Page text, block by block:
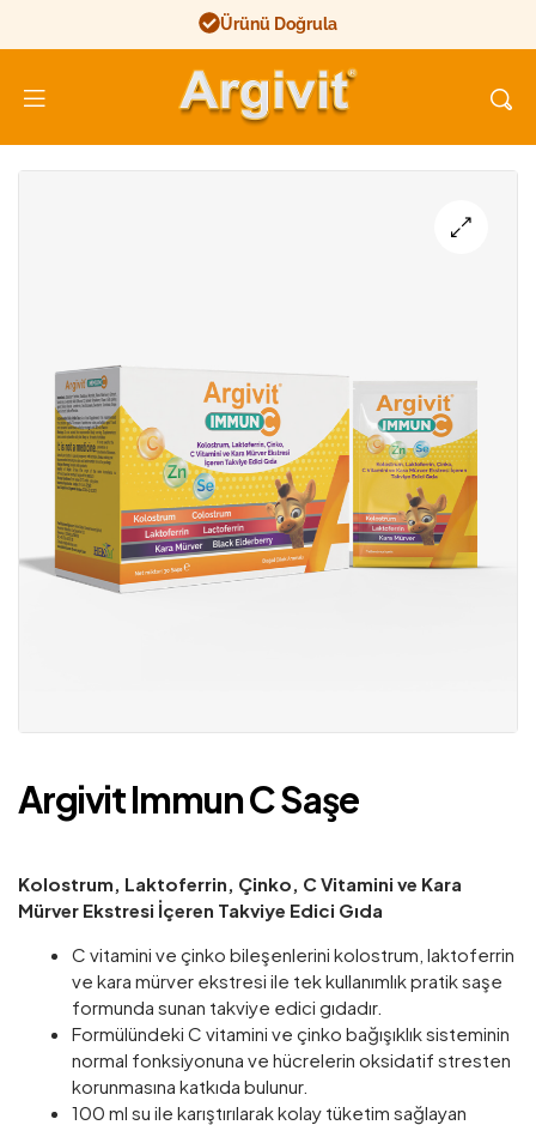
Ürünü Doğrula
Argivit
Argivit Immun C Saşe
Kolostrum, Laktoferrin, Çinko, C Vitamini ve Kara
Mürver Ekstresi İçeren Takviye Edici Gıda
C vitamini ve çinko bileşenlerini kolostrum, laktoferrin
ve kara mürver ekstresi ile tek kullanımlık pratik saşe
formunda sunan takviye edici gıdadır.
Formülündeki C vitamini ve çinko bağışıklık sisteminin
normal fonksiyonuna ve hücrelerin oksidatif stresten
korunmasına katkıda bulunur.
100 ml su ile karıştırılarak kolay tüketim sağlayan